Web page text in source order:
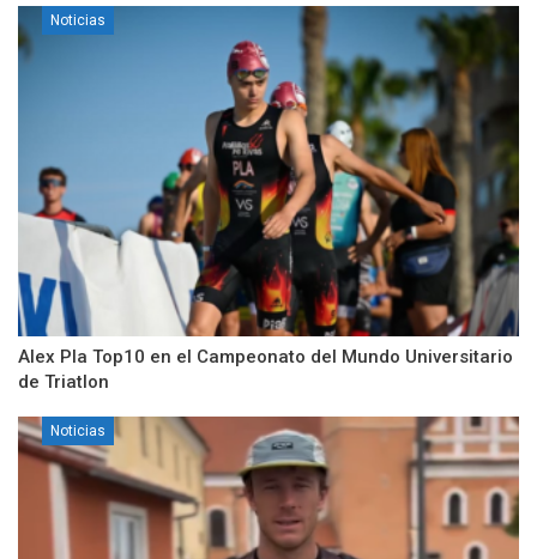
Noticias
Alex Pla Top10 en el Campeonato del Mundo Universitario
de Triatlon
Noticias